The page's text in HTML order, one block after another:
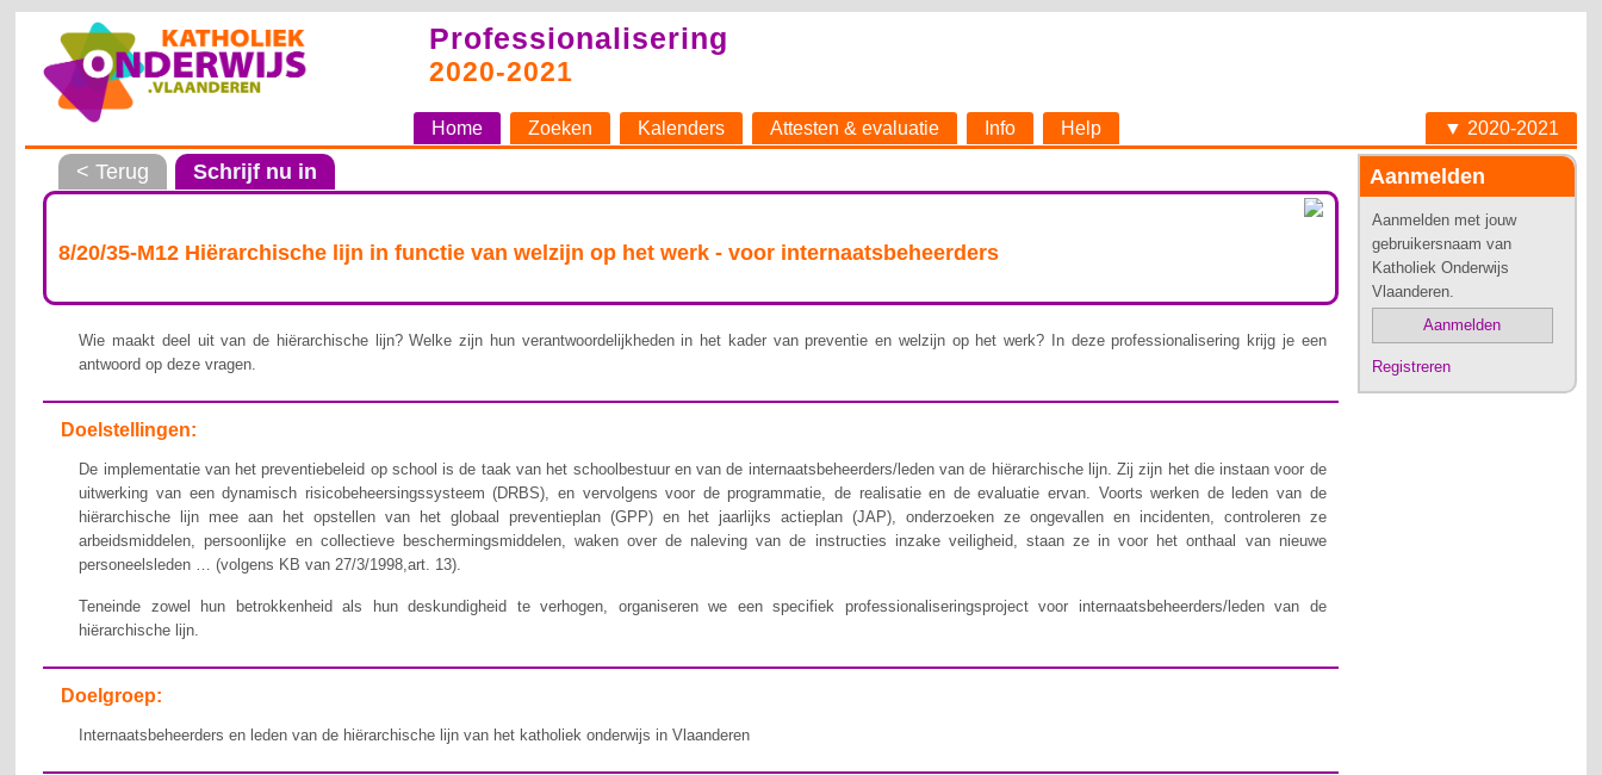
Professionalisering
2020-2021
Home Zoeken Kalenders Attesten & evaluatie Info Help ▼ 2020-2021
Aanmelden
Aanmelden met jouw
gebruikersnaam van
Katholiek Onderwijs
Vlaanderen.
Aanmelden
Registreren
< Terug Schrijf nu in
8/20/35-M12 Hiërarchische lijn in functie van welzijn op het werk - voor internaatsbeheerders
Wie maakt deel uit van de hiërarchische lijn? Welke zijn hun verantwoordelijkheden in het kader van preventie en welzijn op het werk? In deze professionalisering krijg je een
antwoord op deze vragen.
Doelstellingen:
De implementatie van het preventiebeleid op school is de taak van het schoolbestuur en van de internaatsbeheerders/leden van de hiërarchische lijn. Zij zijn het die instaan voor de
uitwerking van een dynamisch risicobeheersingssysteem (DRBS), en vervolgens voor de programmatie, de realisatie en de evaluatie ervan. Voorts werken de leden van de
hiërarchische lijn mee aan het opstellen van het globaal preventieplan (GPP) en het jaarlijks actieplan (JAP), onderzoeken ze ongevallen en incidenten, controleren ze
arbeidsmiddelen, persoonlijke en collectieve beschermingsmiddelen, waken over de naleving van de instructies inzake veiligheid, staan ze in voor het onthaal van nieuwe
personeelsleden … (volgens KB van 27/3/1998,art. 13).
Teneinde zowel hun betrokkenheid als hun deskundigheid te verhogen, organiseren we een specifiek professionaliseringsproject voor internaatsbeheerders/leden van de
hiërarchische lijn.
Doelgroep:
Internaatsbeheerders en leden van de hiërarchische lijn van het katholiek onderwijs in Vlaanderen